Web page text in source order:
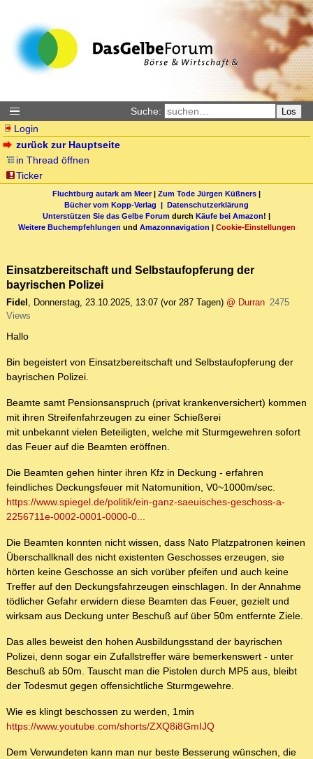
Suche: Los
Login
zurück zur Hauptseite
in Thread öffnen
Ticker
Fluchtburg autark am Meer| Zum Tode Jürgen Küßners |
Bücher vom Kopp-Verlag | Datenschutzerklärung
Unterstützen Sie das Gelbe Forum durch Käufe bei Amazon! |
Weitere Buchempfehlungen und Amazonnavigation | Cookie-Einstellungen
Einsatzbereitschaft und Selbstaufopferung der
bayrischen Polizei
Fidel , Donnerstag, 23.10.2025, 13:07 (vor 287 Tagen) @ Durran 2475
Views
Hallo
Bin begeistert von Einsatzbereitschaft und Selbstaufopferung der
bayrischen Polizei.
Beamte samt Pensionsanspruch (privat krankenversichert) kommen
mit ihren Streifenfahrzeugen zu einer Schießerei
mit unbekannt vielen Beteiligten, welche mit Sturmgewehren sofort
das Feuer auf die Beamten eröffnen.
Die Beamten gehen hinter ihren Kfz in Deckung - erfahren
feindliches Deckungsfeuer mit Natomunition, V0~1000m/sec.
https://www.spiegel.de/politik/ein-ganz-saeuisches-geschoss-a-
2256711e-0002-0001-0000-0...
Die Beamten konnten nicht wissen, dass Nato Platzpatronen keinen
Überschallknall des nicht existenten Geschosses erzeugen, sie
hörten keine Geschosse an sich vorüber pfeifen und auch keine
Treffer auf den Deckungsfahrzeugen einschlagen. In der Annahme
tödlicher Gefahr erwidern diese Beamten das Feuer, gezielt und
wirksam aus Deckung unter Beschuß auf über 50m entfernte Ziele.
Das alles beweist den hohen Ausbildungsstand der bayrischen
Polizei, denn sogar ein Zufallstreffer wäre bemerkenswert - unter
Beschuß ab 50m. Tauscht man die Pistolen durch MP5 aus, bleibt
der Todesmut gegen offensichtliche Sturmgewehre.
Wie es klingt beschossen zu werden, 1min
https://www.youtube.com/shorts/ZXQ8i8GmIJQ
Dem Verwundeten kann man nur beste Besserung wünschen, die